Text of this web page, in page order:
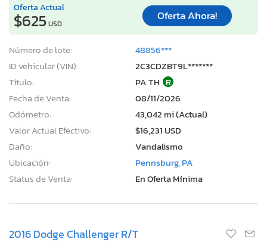
Oferta Actual
$625USD
Oferta Ahora!
Número de lote:
48856***
ID vehicular (VIN):
2C3CDZBT9L*******
Título:
PA TH R
Fecha de Venta:
08/11/2026
Odómetro:
43,042 mi (Actual)
Valor Actual Efectivo:
$16,231 USD
Daño:
Vandalismo
Ubicación:
Pennsburg, PA
Status de Venta:
En Oferta Mínima
2016 Dodge Challenger R/T